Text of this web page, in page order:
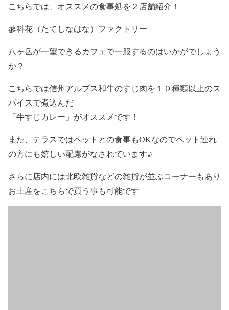
こちらでは、オススメの食事処を２店舗紹介！
蓼科花（たてしなはな）ファクトリー
八ヶ岳が一望できるカフェで一服するのはいかがでしょう
か？
こちらでは信州アルプス和牛のすじ肉を１０種類以上のス
パイスで煮込んだ
「牛すじカレー」がオススメです！
また、テラスではペットとの食事もOKなのでペット連れ
の方にも嬉しい配慮がなされています♪
さらに店内には北欧雑貨などの雑貨が並ぶコーナーもあり
お土産をこちらで買う事も可能です